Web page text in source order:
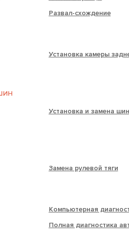
Развал-схождение
Установка камеры
Установка и замена шин
Замена рулевой тяги
Компьютерная
Полная диагностика